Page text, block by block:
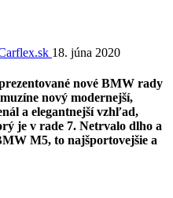
18. júna 2020
nové BMW rady
nový modernejší,
a elegantnejší vzhľad,
je v rade 7. Netrvalo dlho a
M5, to najšportovejšie a